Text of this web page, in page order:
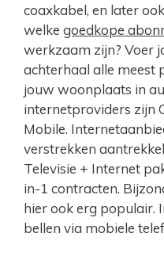
coaxkabel, en later
welke goedkope
werkzaam zijn? Voer
achterhaal alle meest
jouw woonplaats in
internetproviders zijn
Mobile.
verstrekken
Televisie + Internet
in-1 contracten.
hier ook erg populair.
bellen via mobiele